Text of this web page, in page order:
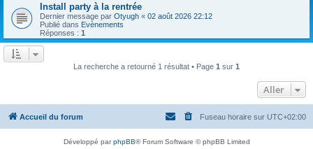
r
Install party à la rentrée
Dernier message par Otyugh « 02 août 2026 22:12
Publié dans Evènements
Réponses : 1
La recherche a retourné 1 résultat • Page 1 sur 1
Aller
Accueil du forum Fuseau horaire sur UTC+02:00
Développé parphpBB® Forum Software © phpBB Limited